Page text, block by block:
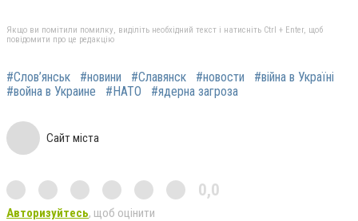
Якщо ви помітили помилку, виділіть необхідний текст і натисніть Ctrl + Enter, щоб
повідомити про це редакцію
#Слов’янськ #новини #Славянск #новости
#війна в Україні
#война в Украине
#НАТО #ядерна загроза
Сайт міста
0,0
Авторизуйтесь, щоб оцінити